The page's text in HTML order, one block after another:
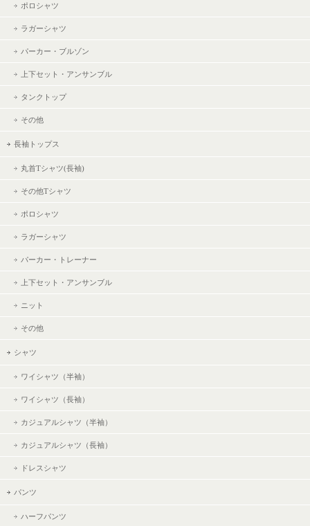
ポロシャツ
ラガーシャツ
パーカー・ブルゾン
上下セット・アンサンブル
タンクトップ
その他
長袖トップス
丸首Tシャツ(長袖)
その他Tシャツ
ポロシャツ
ラガーシャツ
パーカー・トレーナー
上下セット・アンサンブル
ニット
その他
シャツ
ワイシャツ（半袖）
ワイシャツ（長袖）
カジュアルシャツ（半袖）
カジュアルシャツ（長袖）
ドレスシャツ
パンツ
ハーフパンツ